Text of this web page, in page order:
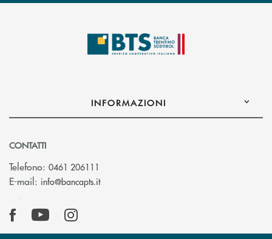
INFORMAZIONI
CONTATTI
Telefono: 0461 206111
E-mail: info@bancapts.it(si apre l’app di posta elettronica)